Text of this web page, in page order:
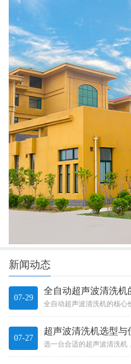
新闻动态
07-29
全自动超声波清洗机
07-27
超声波清洗机选型